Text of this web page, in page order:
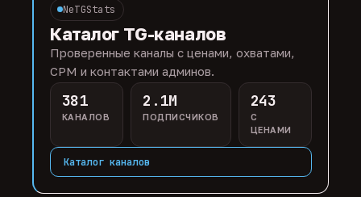
NeTGStats
Каталог TG-каналов
Проверенные каналы с ценами, охватами,
CPM и контактами админов.
381
КАНАЛОВ
2.1M
ПОДПИСЧИКОВ
243
С
ЦЕНАМИ
Каталог каналов